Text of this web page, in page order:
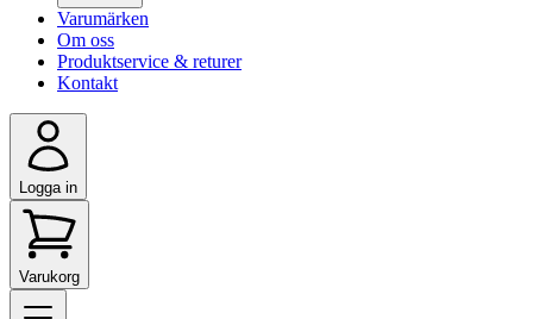
Varumärken
Om oss
Produktservice & returer
Kontakt
Logga in
Varukorg